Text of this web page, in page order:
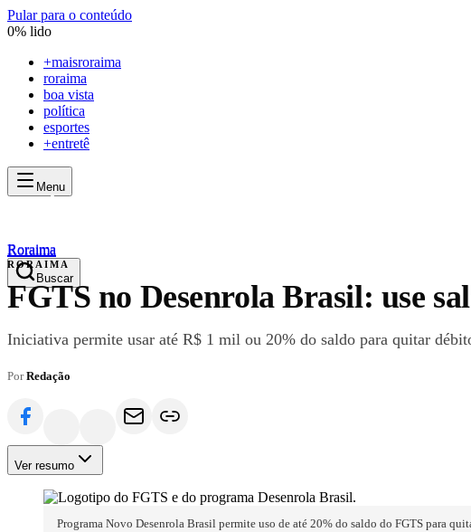
Pular para o conteúdo
0% lido
+maisroraima
roraima
boa vista
política
esportes
+entretê
Menu
maisroraima
Roraima
Buscar
Roraima
RORAIMA
FGTS no Desenrola Brasil: use
Iniciativa permite usar até R$ 1 mil ou 20% do saldo para quitar
PorRedação
Ver resumo
Programa Novo Desenrola Brasil permite uso de até 20% do saldo do FGTS para